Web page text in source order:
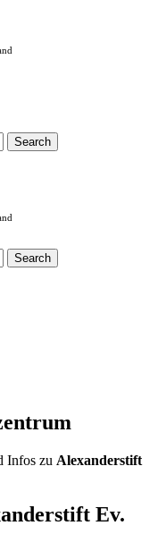
Search
Search
Infos zu Alexanderstift
Ev.